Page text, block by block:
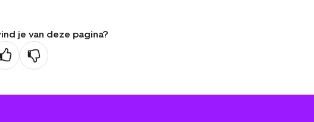
je van deze pagina?